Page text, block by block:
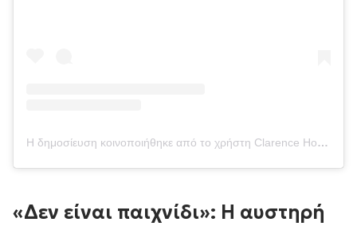
Η δημοσίευση κοινοποιήθηκε από το χρήστη Clarence House (@clarencehouse)
«Δεν είναι παιχνίδι»: Η αυστηρή